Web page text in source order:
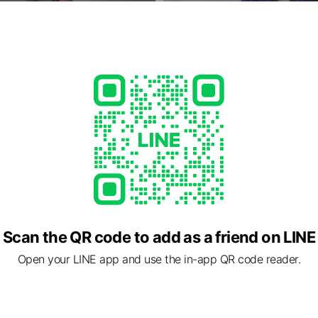
Sale
MAX60%OFFのファイナルセール
Scan the QR code to add as a friend on LINE
Open your LINE app and use the in-app QR code reader.